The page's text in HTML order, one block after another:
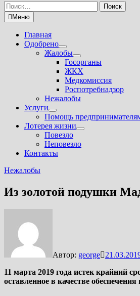
Найти:
Меню
Главная
Одобрено
Показать
подменю
Жалобы
Показать
подменю
Госорганы
ЖКХ
Медкомиссия
Роспотребнадзор
Нежалобы
Услуги
Показать
подменю
Помощь
Лотерея жизни
Показать
Повезло
Неповезло
Контакты
Нежалобы
Из золотой подушки
Автор: george
11 марта 2019 года истек крайний
оставленное в качестве